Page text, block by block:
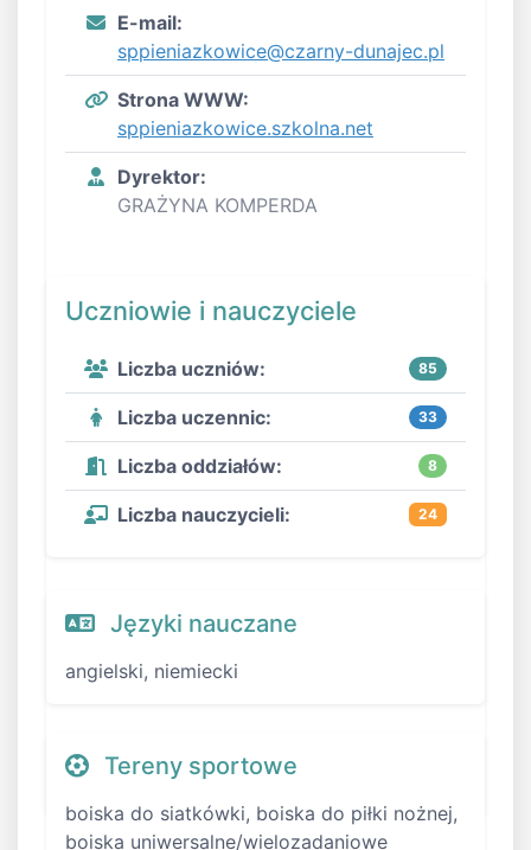
E-mail:
sppieniazkowice@czarny-dunajec.pl
Strona WWW:
sppieniazkowice.szkolna.net
Dyrektor:
GRAŻYNA KOMPERDA
Uczniowie i nauczyciele
Liczba uczniów: 85
Liczba uczennic: 33
Liczba oddziałów: 8
Liczba nauczycieli: 24
Języki nauczane
angielski, niemiecki
Tereny sportowe
boiska do siatkówki, boiska do piłki nożnej,
boiska uniwersalne/wielozadaniowe